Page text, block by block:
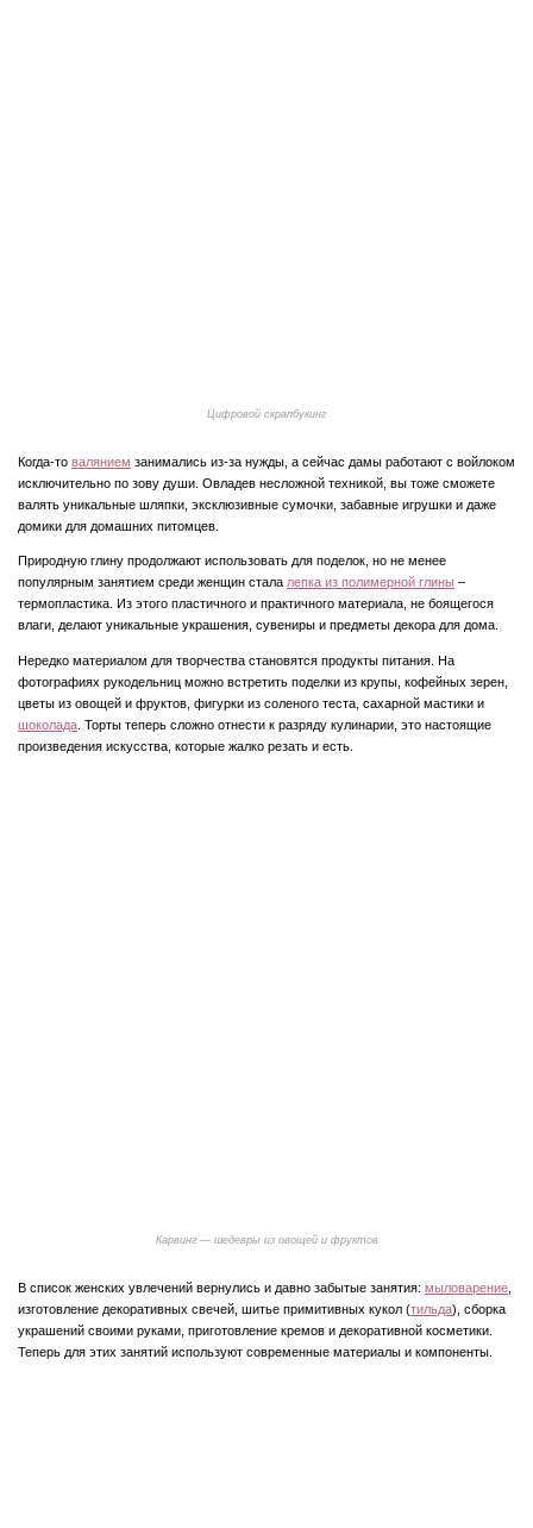
Цифровой скрапбукинг
Когда-то валянием занимались из-за нужды, а сейчас дамы работают с войлоком
исключительно по зову души. Овладев несложной техникой, вы тоже сможете
валять уникальные шляпки, эксклюзивные сумочки, забавные игрушки и даже
домики для домашних питомцев.
Природную глину продолжают использовать для поделок, но не менее
популярным занятием среди женщин стала лепка из полимерной глины –
термопластика. Из этого пластичного и практичного материала, не боящегося
влаги, делают уникальные украшения, сувениры и предметы декора для дома.
Нередко материалом для творчества становятся продукты питания. На
фотографиях рукодельниц можно встретить поделки из крупы, кофейных зерен,
цветы из овощей и фруктов, фигурки из соленого теста, сахарной мастики и
шоколада . Торты теперь сложно отнести к разряду кулинарии, это настоящие
произведения искусства, которые жалко резать и есть.
Карвинг — шедевры из овощей и фруктов
В список женских увлечений вернулись и давно забытые занятия: мыловарение
изготовление декоративных свечей, шитье примитивных кукол (тильда), сборка
украшений своими руками, приготовление кремов и декоративной косметики.
Теперь для этих занятий используют современные материалы и компоненты.